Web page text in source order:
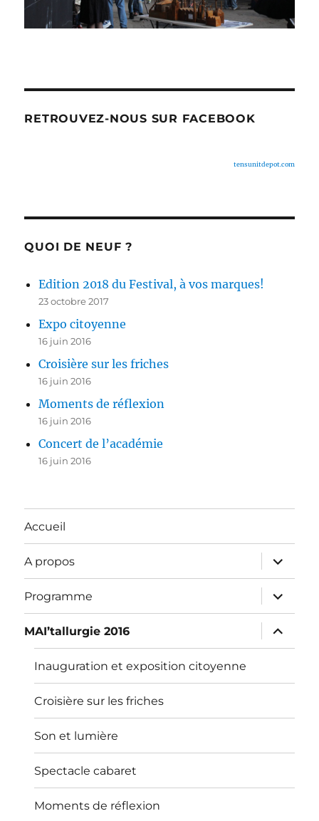
RETROUVEZ-NOUS SUR FACEBOOK
tensunitdepot.com
QUOI DE NEUF ?
Edition 2018 du Festival, à vos marques!
23 octobre 2017
Expo citoyenne
16 juin 2016
Croisière sur les friches
16 juin 2016
Moments de réflexion
16 juin 2016
Concert de l’académie
16 juin 2016
Accueil
A propos
ouvrir
le
sous-
menu
Programme
ouvrir
le
sous-
menu
MAI’tallurgie 2016
ouvrir
le
sous-
Inauguration et exposition citoyenne
Croisière sur les friches
Son et lumière
Spectacle cabaret
Moments de réflexion